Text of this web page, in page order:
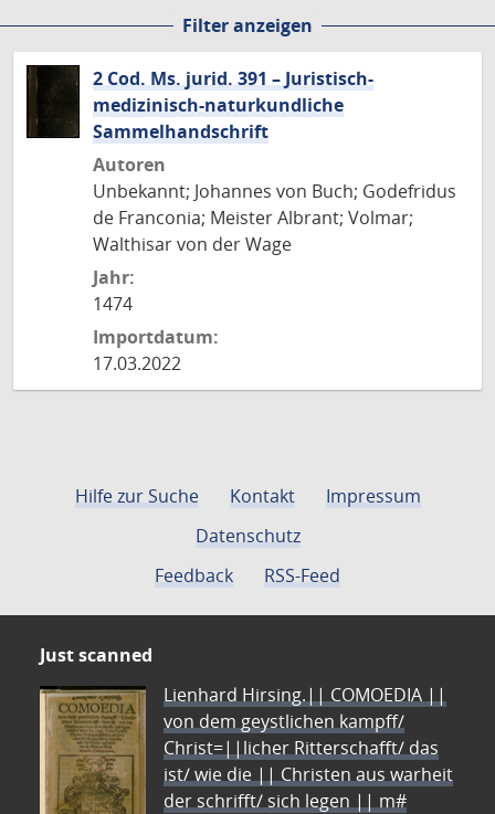
Filter anzeigen
2 Cod. Ms. jurid. 391 – Juristisch-
medizinisch-naturkundliche
Sammelhandschrift
Autoren
Unbekannt; Johannes von Buch; Godefridus
de Franconia; Meister Albrant; Volmar;
Walthisar von der Wage
Jahr:
1474
Importdatum:
17.03.2022
Hilfe zur Suche Kontakt
Impressum
Datenschutz
Feedback
RSS-Feed
Just scanned
Lienhard Hirsing.|| COMOEDIA ||
von dem geystlichen kampff/
Christ=||licher Ritterschafft/ das
ist/ wie die || Christen aus warheit
der schrifft/ sich legen || m#